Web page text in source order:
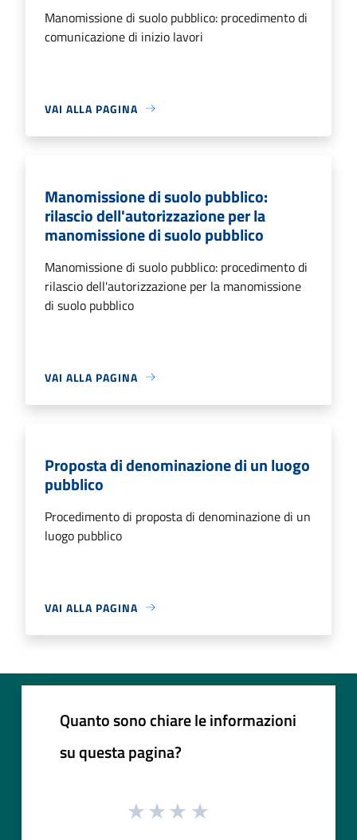
Manomissione di suolo pubblico: procedimento di
comunicazione di inizio lavori
VAI ALLA PAGINA
Manomissione di suolo pubblico:
rilascio dell'autorizzazione per la
manomissione di suolo pubblico
Manomissione di suolo pubblico: procedimento di
rilascio dell'autorizzazione per la manomissione
di suolo pubblico
VAI ALLA PAGINA
Proposta di denominazione di un luogo
pubblico
Procedimento di proposta di denominazione di un
luogo pubblico
VAI ALLA PAGINA
Quanto sono chiare le informazioni
su questa pagina?